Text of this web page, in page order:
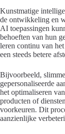
Kunstmatige
de ontwikkeling en
AI toepassingen
behoeften van hun
leren continu van
een steeds betere
Bijvoorbeeld,
gepersonaliseerde
het optimaliseren
producten of
voorkeuren. Dit
aanzienlijke